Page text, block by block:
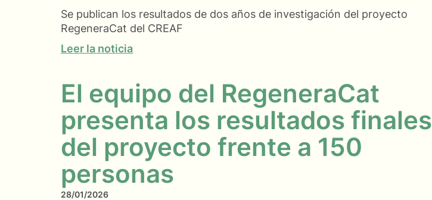
Se publican los resultados de dos años de investigación del proyecto
RegeneraCat del CREAF
Leer la noticia
El equipo del RegeneraCat
presenta los resultados finales
del proyecto frente a 150
personas
28/01/2026